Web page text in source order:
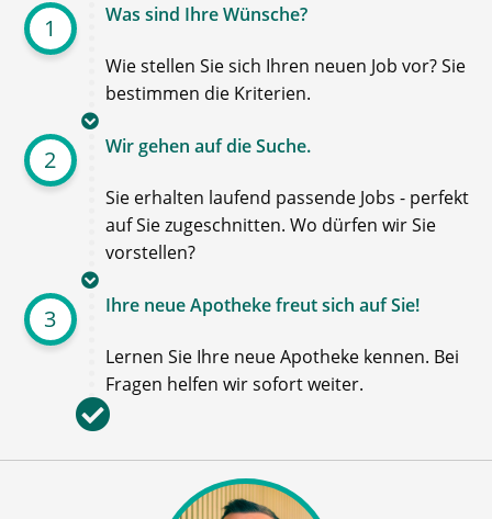
1 Was sind Ihre Wünsche?
Wie stellen Sie sich Ihren neuen Job vor? Sie
bestimmen die Kriterien.
2 Wir gehen auf die Suche.
Sie erhalten laufend passende Jobs - perfekt
auf Sie zugeschnitten. Wo dürfen wir Sie
vorstellen?
3 Ihre neue Apotheke freut sich auf Sie!
Lernen Sie Ihre neue Apotheke kennen. Bei
Fragen helfen wir sofort weiter.